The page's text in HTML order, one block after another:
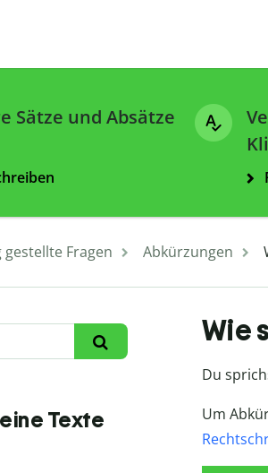
Sätze und Absätze
gestellte Fragen Abkürzungen
Texte
Wie
Du
Um